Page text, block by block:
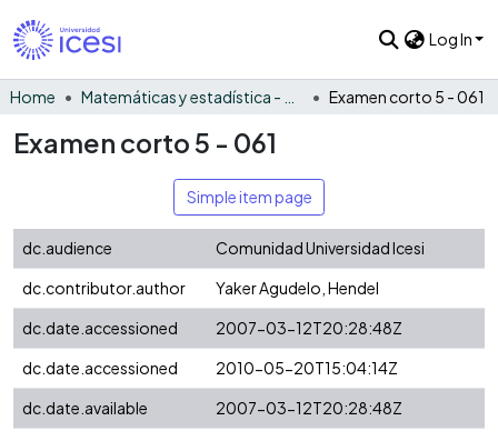
Log In
Home Examen corto 5 - 061
Examen corto 5 - 061
Simple item page
dc.audience
Comunidad Universidad Icesi
dc.contributor.author
Yaker Agudelo, Hendel
dc.date.accessioned
2007-03-12T20:28:48Z
dc.date.accessioned
2010-05-20T15:04:14Z
dc.date.available
2007-03-12T20:28:48Z